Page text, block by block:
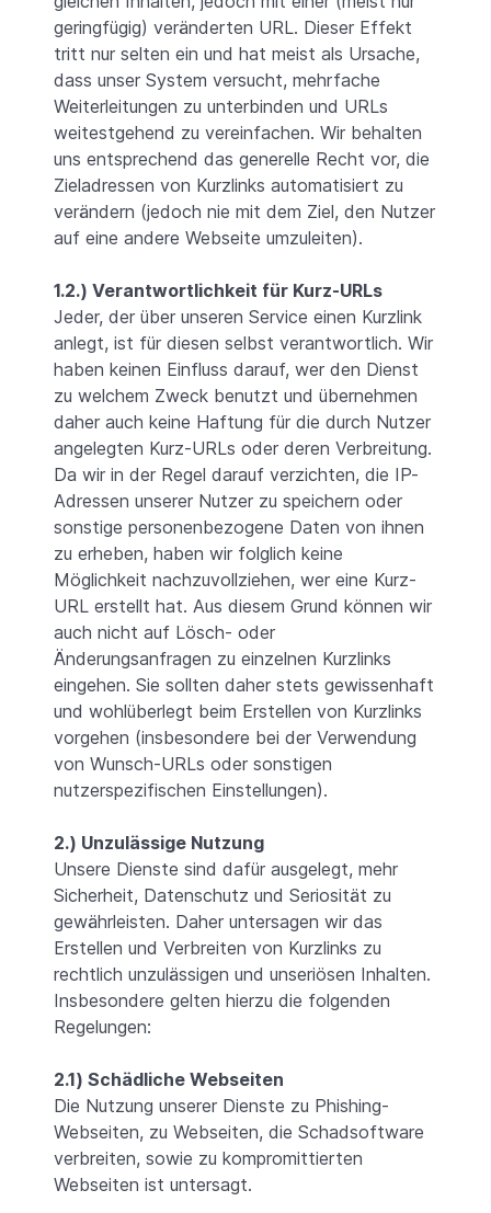
geringfügig) veränderten URL. Dieser Effekt
tritt nur selten ein und hat meist als Ursache,
dass unser System versucht, mehrfache
Weiterleitungen zu unterbinden und URLs
weitestgehend zu vereinfachen. Wir behalten
uns entsprechend das generelle Recht vor, die
Zieladressen von Kurzlinks automatisiert zu
verändern (jedoch nie mit dem Ziel, den Nutzer
auf eine andere Webseite umzuleiten).
1.2.) Verantwortlichkeit für Kurz-URLs
Jeder, der über unseren Service einen Kurzlink
anlegt, ist für diesen selbst verantwortlich. Wir
haben keinen Einfluss darauf, wer den Dienst
zu welchem Zweck benutzt und übernehmen
daher auch keine Haftung für die durch Nutzer
angelegten Kurz-URLs oder deren Verbreitung.
Da wir in der Regel darauf verzichten, die IP-
Adressen unserer Nutzer zu speichern oder
sonstige personenbezogene Daten von ihnen
zu erheben, haben wir folglich keine
Möglichkeit nachzuvollziehen, wer eine Kurz-
URL erstellt hat. Aus diesem Grund können wir
auch nicht auf Lösch- oder
Änderungsanfragen zu einzelnen Kurzlinks
eingehen. Sie sollten daher stets gewissenhaft
und wohlüberlegt beim Erstellen von Kurzlinks
vorgehen (insbesondere bei der Verwendung
von Wunsch-URLs oder sonstigen
nutzerspezifischen Einstellungen).
2.) Unzulässige Nutzung
Unsere Dienste sind dafür ausgelegt, mehr
Sicherheit, Datenschutz und Seriosität zu
gewährleisten. Daher untersagen wir das
Erstellen und Verbreiten von Kurzlinks zu
rechtlich unzulässigen und unseriösen Inhalten.
Insbesondere gelten hierzu die folgenden
Regelungen:
2.1) Schädliche Webseiten
Die Nutzung unserer Dienste zu Phishing-
Webseiten, zu Webseiten, die Schadsoftware
verbreiten, sowie zu kompromittierten
Webseiten ist untersagt.